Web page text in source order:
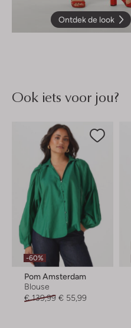
Ontdek de look
Ook iets voor jou?
-60%
Pom Amsterdam
Blouse
€ 139,99 € 55,99